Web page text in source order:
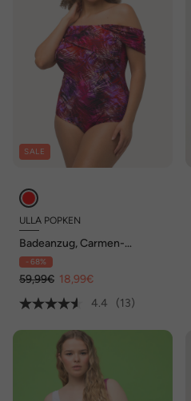
SALE
ULLA POPKEN
Badeanzug, Carmen-
Ausschnitt, Softcups, Träger
abnehmbar
- 68%
59,99€ 18,99€
4.4
(13)